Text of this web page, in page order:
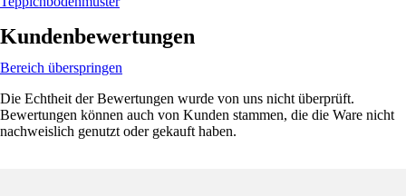
Kundenbewertungen
Bereich überspringen
Die Echtheit der Bewertungen wurde von uns nicht überprüft.
Bewertungen können auch von Kunden stammen, die die Ware nicht
nachweislich genutzt oder gekauft haben.